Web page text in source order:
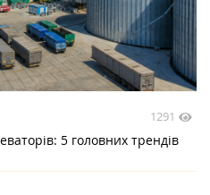
1291
5 головних трендів